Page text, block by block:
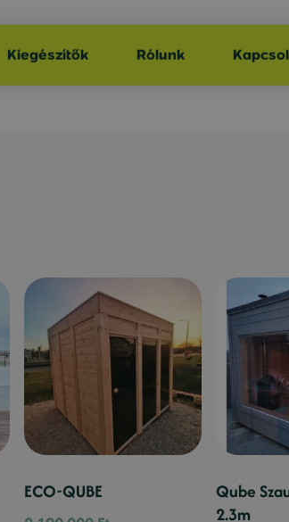
Kiegészítők Rólunk
ECO-QUBE
Qube
2.3m